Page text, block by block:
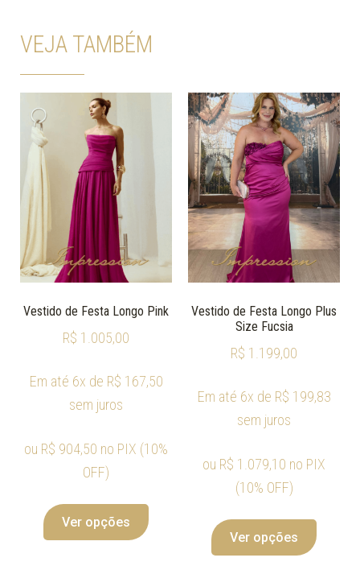
VEJA TAMBÉM
Vestido de Festa Longo Pink
R$ 1.005,00
Em até 6x de R$ 167,50
sem juros
ou R$ 904,50 no PIX (10%
OFF)
Ver opções
Vestido de Festa Longo Plus
Size Fucsia
R$ 1.199,00
Em até 6x de R$ 199,83
sem juros
ou R$ 1.079,10 no PIX
(10% OFF)
Ver opções